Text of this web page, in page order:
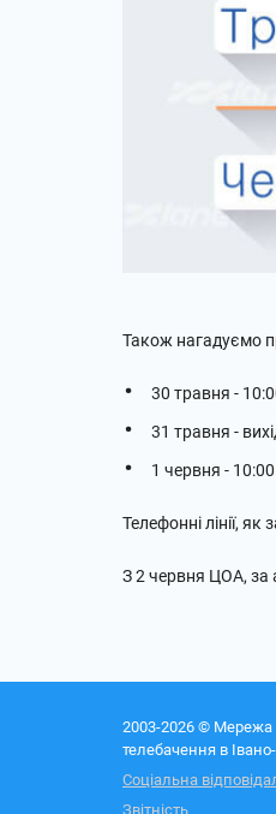
Також нагадуємо
30 травня -
31 травня -
1 червня -
Телефонні лінії,
З 2 червня ЦОА, за
2003-2026 © Мережа
телебачення в
Соціальна
Звітність